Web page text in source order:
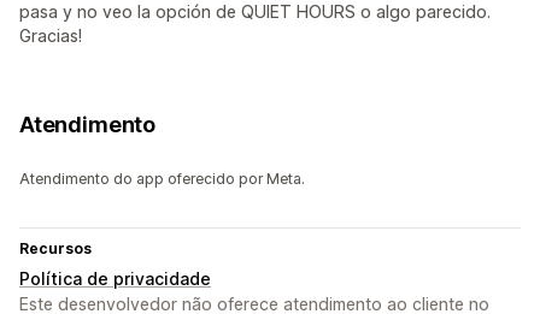
pasa y no veo la opción de QUIET HOURS o algo parecido.
Gracias!
Atendimento
Atendimento do app oferecido por Meta.
Recursos
Política de privacidade
Este desenvolvedor não oferece atendimento ao cliente no